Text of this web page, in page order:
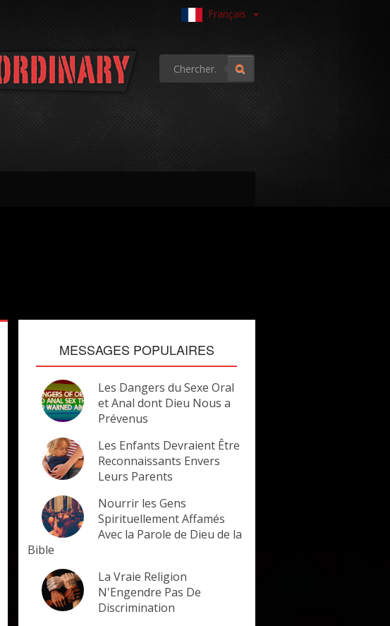
Français
MESSAGES POPULAIRES
Les Dangers du Sexe Oral
et Anal dont Dieu Nous a
Prévenus
Les Enfants Devraient Être
Reconnaissants Envers
Leurs Parents
Nourrir les Gens
Spirituellement Affamés
Avec la Parole de Dieu de la
Bible
La Vraie Religion
N'Engendre Pas De
Discrimination